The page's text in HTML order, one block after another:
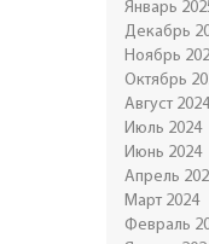
Январь
Декабрь
Ноябрь
Октябрь
Август 2024
Июль 2024
Июнь 2024
Апрель
Март 2024
Февраль